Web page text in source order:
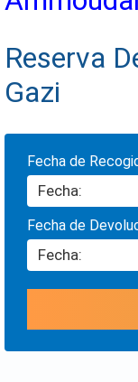
Reserva
Gazi
Fecha de
Fecha de